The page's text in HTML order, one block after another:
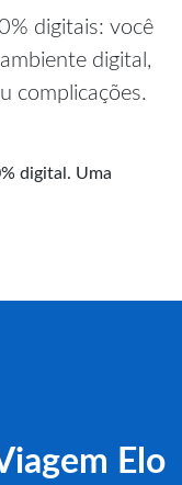
digitais: você
digital,
complicações.
digital. Uma
Elo